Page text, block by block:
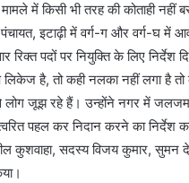
में किसी भी तरह की कोताही नहीं
इटाढ़ी में वर्ग-ग और वर्ग-घ में
रिक्त पदों पर नियुक्ति के लिए
लिकेज है, तो कही नलका नहीं लगा है
लोग जूझ रहे हैं। उन्होंने नगर में
पहल कर निदान करने का निर्देश
कुशवाहा, सदस्य विजय कुमार, सुमन